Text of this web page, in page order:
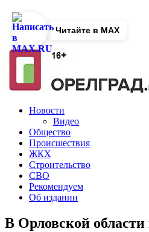
Новости
Видео
Общество
Происшествия
ЖКХ
Строительство
СВО
Рекомендуем
Об издании
В Орловской области
Читайте в MAX